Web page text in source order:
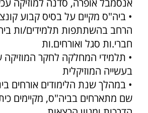
אנסמבל אופרה, סדנה למוזיקה
• ביה"ס מקיים על בסיס קבוע
הרחב בהשתתפות תלמידים/ות
חברי.ות סגל ואורחים.ות
• תלמידי המחלקה לחקר המוזיקה
בעשייה המוזיקלית
• במהלך שנת הלימודים אורחים
שם מתארחים בביה"ס, מקיימים